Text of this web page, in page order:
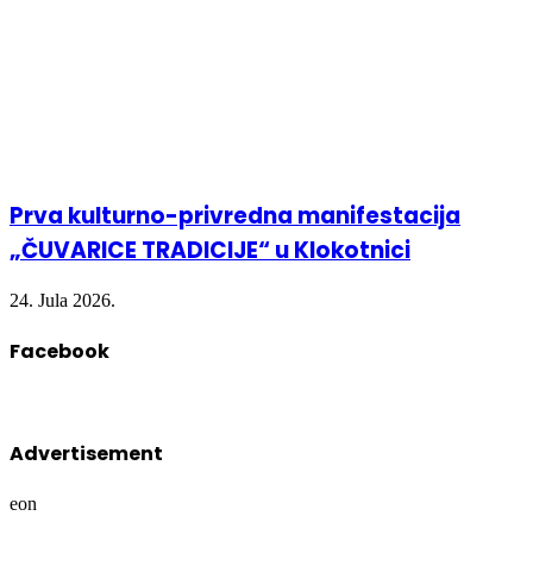
Prva kulturno-privredna manifestacija
„ČUVARICE TRADICIJE“ u Klokotnici
24. Jula 2026.
Facebook
Advertisement
eon